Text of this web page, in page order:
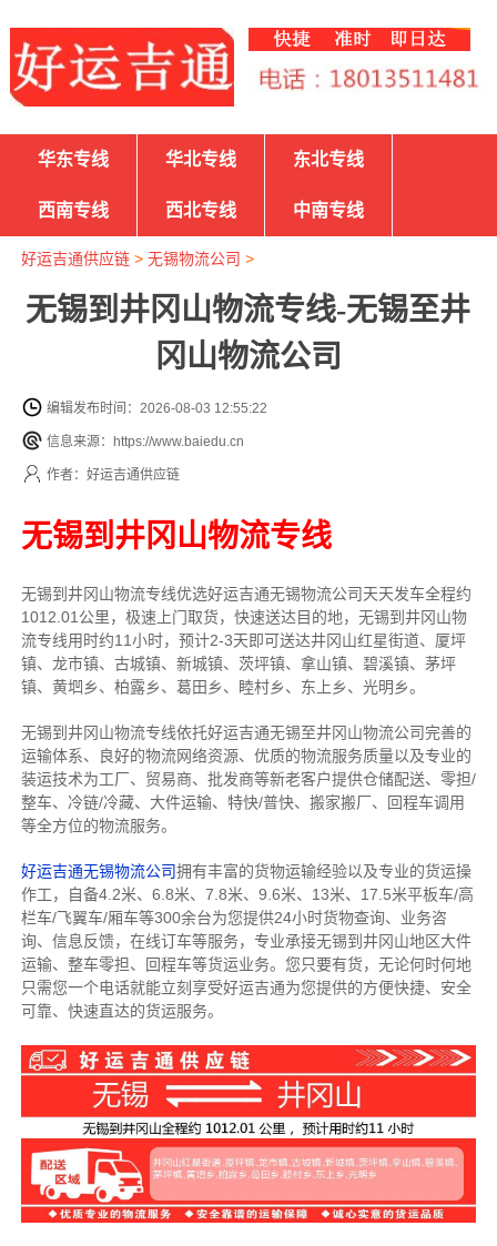
华东专线 华北专线 东北专线
西南专线 西北专线 中南专线
好运吉通供应链> 无锡物流公司 >
无锡到井冈山物流专线-无锡至井
冈山物流公司
编辑发布时间：2026-08-03 12:55:22
信息来源：https://www.baiedu.cn
作者：好运吉通供应链
无锡到井冈山物流专线
无锡到井冈山物流专线优选好运吉通无锡物流公司天天发车全程约
1012.01公里， 极速上门取货，快速送达目的地，无锡到井冈山物
流专线用时约11小时，预计2-3天即可送达井冈山红星街道、厦坪
镇、龙市镇、古城镇、新城镇、茨坪镇、拿山镇、碧溪镇、茅坪
镇、黄垇乡、柏露乡、葛田乡、睦村乡、东上乡、光明乡。
无锡到井冈山物流专线依托好运吉通无锡至井冈山物流公司完善的
运输体系、良好的物流网络资源、优质的物流服务质量以及专业的
装运技术为工厂、贸易商、批发商等新老客户提供仓储配送、零担/
整车、冷链/冷藏、大件运输、特快/普快、搬家搬厂、回程车调用
等全方位的物流服务。
好运吉通无锡物流公司拥有丰富的货物运输经验以及专业的货运操
作工，自备4.2米、6.8米、7.8米、9.6米、13米、17.5米平板车/高
栏车/飞翼车/厢车等300余台为您提供24小时货物查询、业务咨
询、信息反馈，在线订车等服务， 专业承接无锡到井冈山地区大件
运输、整车零担、回程车等货运业务。 您只要有货，无论何时何地
只需您一个电话就能立刻享受好运吉通为您提供的方便快捷、安全
可靠、快速直达的货运服务。